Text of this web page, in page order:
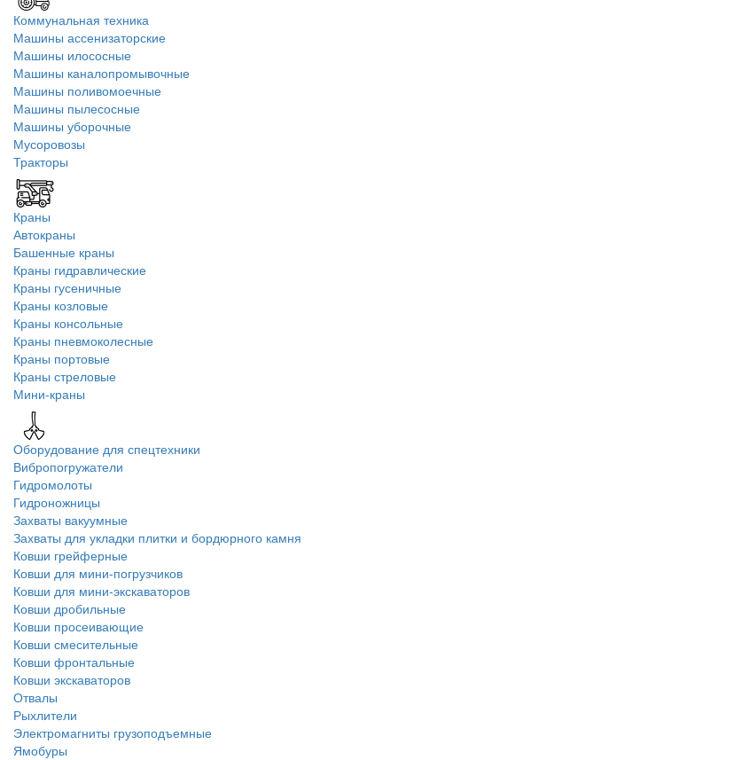
Коммунальная техника
Машины ассенизаторские
Машины илососные
Машины каналопромывочные
Машины поливомоечные
Машины пылесосные
Машины уборочные
Мусоровозы
Тракторы
Краны
Автокраны
Башенные краны
Краны гидравлические
Краны гусеничные
Краны козловые
Краны консольные
Краны пневмоколесные
Краны портовые
Краны стреловые
Мини-краны
Оборудование для спецтехники
Вибропогружатели
Гидромолоты
Гидроножницы
Захваты вакуумные
Захваты для укладки плитки и бордюрного камня
Ковши грейферные
Ковши для мини-погрузчиков
Ковши для мини-экскаваторов
Ковши дробильные
Ковши просеивающие
Ковши смесительные
Ковши фронтальные
Ковши экскаваторов
Отвалы
Рыхлители
Электромагниты грузоподъемные
Ямобуры